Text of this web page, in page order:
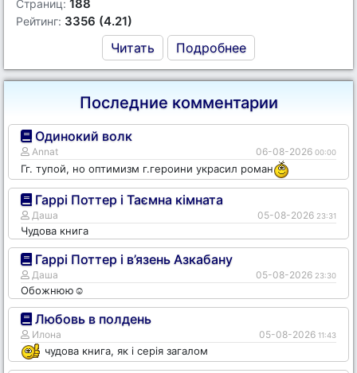
Страниц: 188
Рейтинг: 3356 (4.21)
Читать Подробнее
Последние комментарии
Одинокий волк
Annat 06-08-2026 00:00
Гг. тупой, но оптимизм г.героини украсил роман
Гаррі Поттер і Таємна кімната
Даша 05-08-2026 23:31
Чудова книга
Гаррі Поттер і в’язень Азкабану
Даша 05-08-2026 23:30
Обожнюю☺️
Любовь в полдень
Илона 05-08-2026 11:43
чудова книга, як і серія загалом